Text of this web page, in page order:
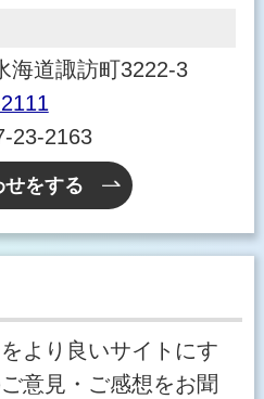
海道諏訪町3222-3
23-2163
せをする
より良いサイトにす
意見・ご感想をお聞